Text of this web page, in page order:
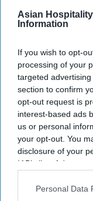
Asian
Information
If you wish to opt-
processing of your
targeted
section to confirm
opt-out request is
interest-based ads
us or personal
your opt-out. You
disclosure of your
IAB’s list of
Downstream
Personal Data
જણાવ્યું કે ફ્રન્ટ
મહેમાનોની
પણ મહેમાનોના
કૃત્રિમ બુદ્ધિ
ભૂમિકા ભજવી
પોઇન્ટ વધીને
સામે મળતા મૂલ્યમાં
જ્યારે ખાદ્ય અને
પોઇન્ટનો વધારો
કે સ્ટ્રીમિંગ
સામાન્ય અપેક્ષા